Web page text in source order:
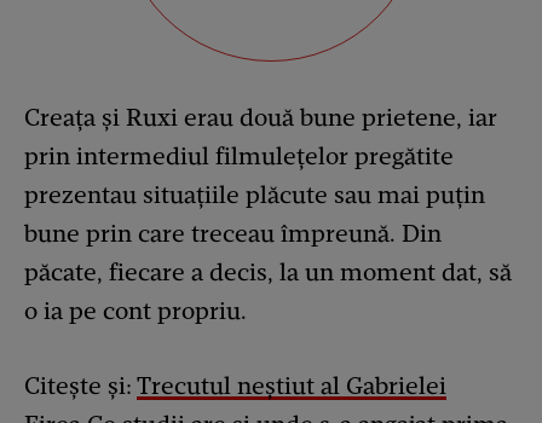
Creața și Ruxi erau două bune prietene, iar
prin intermediul filmulețelor pregătite
prezentau situațiile plăcute sau mai puțin
bune prin care treceau împreună. Din
păcate, fiecare a decis, la un moment dat, să
o ia pe cont propriu.
Citește și: Trecutul neștiut al Gabrielei